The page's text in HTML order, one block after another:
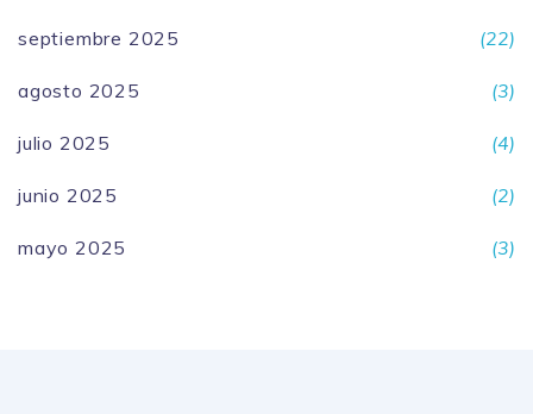
septiembre 2025 (22)
agosto 2025 (3)
julio 2025 (4)
junio 2025 (2)
mayo 2025 (3)